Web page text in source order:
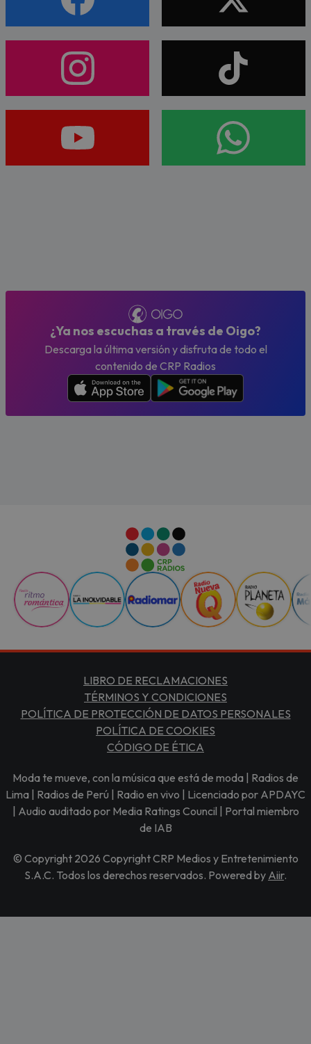
¿Ya nos escuchas a través de Oigo?
Descarga la última versión y disfruta de todo el
contenido de CRP Radios
LIBRO DE RECLAMACIONES
TÉRMINOS Y CONDICIONES
POLÍTICA DE PROTECCIÓN DE DATOS PERSONALES
POLÍTICA DE COOKIES
CÓDIGO DE ÉTICA
Moda te mueve, con la música que está de moda | Radios de
Lima | Radios de Perú | Radio en vivo | Licenciado por APDAYC
| Audio auditado por Media Ratings Council | Portal miembro
de IAB
© Copyright 2026 Copyright CRP Medios y Entretenimiento
S.A.C. Todos los derechos reservados. Powered by Aiir.